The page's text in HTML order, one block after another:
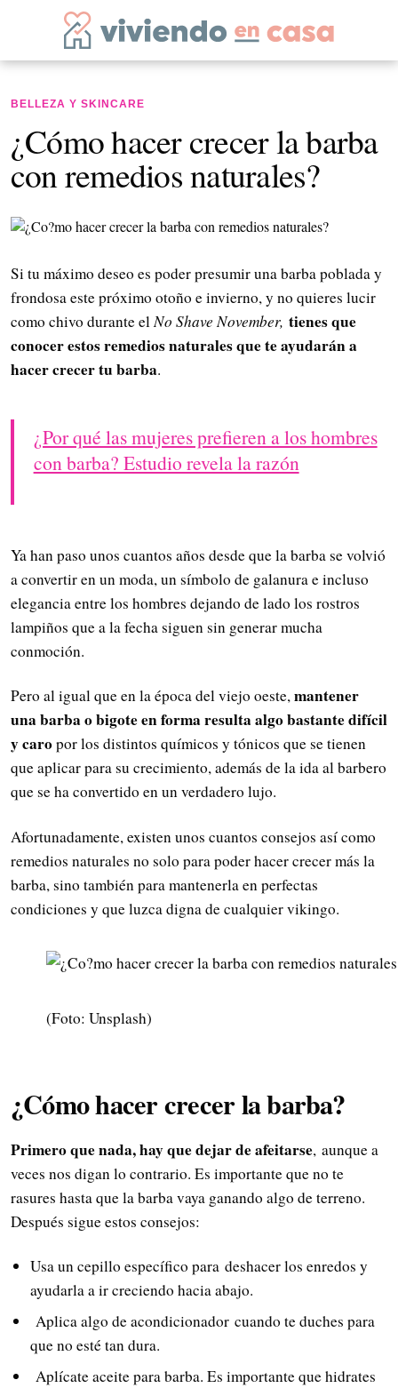
BELLEZA Y SKINCARE
¿Cómo hacer crecer la barba
con remedios naturales?
Si tu máximo deseo es poder presumir una barba poblada y
frondosa este próximo otoño e invierno, y no quieres lucir
como chivo durante elNo Shave November, tienes que
conocer estos remedios naturales que te ayudarán a
hacer crecer tu barba.
¿Por qué las mujeres prefieren a los hombres
con barba? Estudio revela la razón
Ya han paso unos cuantos años desde que la barba se volvió
a convertir en un moda, un símbolo de galanura e incluso
elegancia entre los hombres dejando de lado los rostros
lampiños que a la fecha siguen sin generar mucha
conmoción.
Pero al igual que en la época del viejo oeste,mantener
una barba o bigote en forma resulta algo bastante difícil
y caropor los distintos químicos y tónicos que se tienen
que aplicar para su crecimiento, además de la ida al barbero
que se ha convertido en un verdadero lujo.
Afortunadamente, existen unos cuantos consejos así como
remedios naturales no solo para poder hacer crecer más la
barba, sino también para mantenerla en perfectas
condiciones y que luzca digna de cualquier vikingo.
(Foto: Unsplash)
¿Cómo hacer crecer la barba?
Primero que nada, hay que dejar de afeitarse, aunque a
veces nos digan lo contrario. Es importante que no te
rasures hasta que la barba vaya ganando algo de terreno.
Después sigue estos consejos:
Usa un cepillo específico para deshacer los enredos y
ayudarla a ir creciendo hacia abajo.
Aplica algo de acondicionador cuando te duches para
que no esté tan dura.
Aplícate aceite para barba. Es importante que hidrates